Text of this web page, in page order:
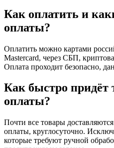
Как оплатить и
оплаты?
Оплатить можно картами
Mastercard, через СБП,
Оплата проходит безопасно,
Как быстро придёт
оплаты?
Почти все товары
оплаты, круглосуточно.
которые требуют ручной